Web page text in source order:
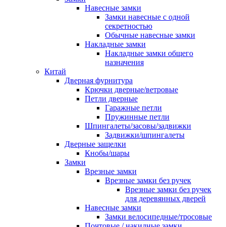
Навесные замки
Замки навесные с одной
секретностью
Обычные навесные замки
Накладные замки
Накладные замки общего
назначения
Китай
Дверная фурнитура
Крючки дверные/ветровые
Петли дверные
Гаражные петли
Пружинные петли
Шпингалеты/засовы/задвижки
Задвижки/шпингалеты
Дверные защелки
Кнобы/шары
Замки
Врезные замки
Врезные замки без ручек
Врезные замки без ручек
для деревянных дверей
Навесные замки
Замки велосипедные/тросовые